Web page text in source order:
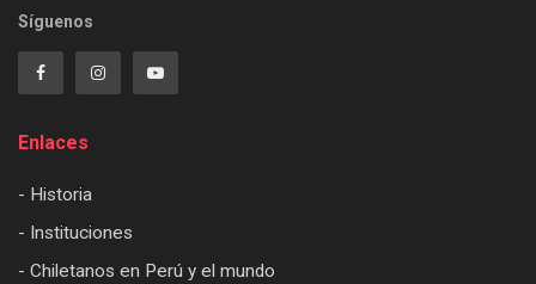
Síguenos
Enlaces
- Historia
- Instituciones
- Chiletanos en Perú y el mundo